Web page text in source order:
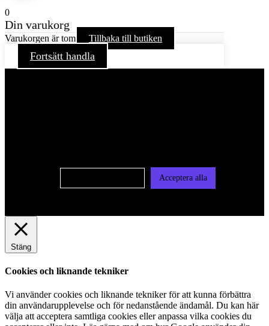
0
Din varukorg
Varukorgen är tom Tillbaka till butiken
Fortsätt handla
Acceptera alla
Stäng
Cookies och liknande tekniker
Vi använder cookies och liknande tekniker för att kunna förbättra
din användarupplevelse och för nedanstående ändamål. Du kan här
välja att acceptera samtliga cookies eller anpassa vilka cookies du